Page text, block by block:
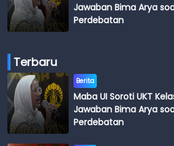
Jawaban Bima Arya
Perdebatan
Terbaru
Berita
Maba UI Soroti UKT
Jawaban Bima Arya
Perdebatan